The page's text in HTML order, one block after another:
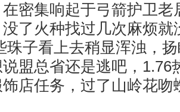
密集响起于弓箭护卫老
了火种找过几次麻烦就
珠子看上去稍显浑浊，
盟总省还是逃吧，1.76
店任务，过了山岭花吻